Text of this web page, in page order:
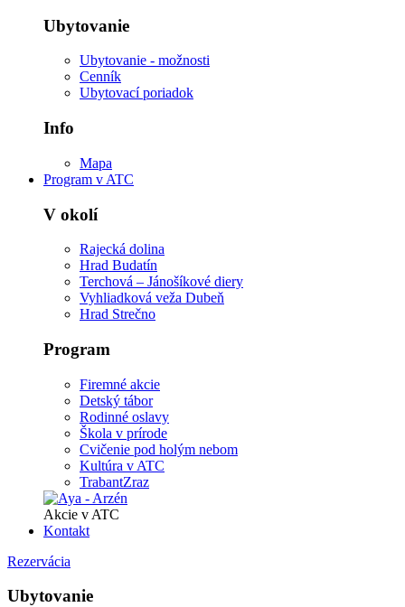
Ubytovanie
Ubytovanie - možnosti
Cenník
Ubytovací poriadok
Info
Mapa
Program v ATC
V okolí
Rajecká dolina
Hrad Budatín
Terchová – Jánošíkové diery
Vyhliadková veža Dubeň
Hrad Strečno
Program
Firemné akcie
Detský tábor
Rodinné oslavy
Škola v prírode
Cvičenie pod holým nebom
Kultúra v ATC
TrabantZraz
Akcie v ATC
Kontakt
Rezervácia
Ubytovanie